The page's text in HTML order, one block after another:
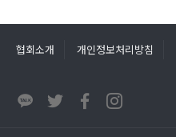
협회소개 개인정보처리방침